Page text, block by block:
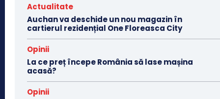
Actualitate
Auchan va deschide un nou magazin în
cartierul rezidențial One Floreasca City
Opinii
La ce preț începe România să lase mașina
acasă?
Opinii